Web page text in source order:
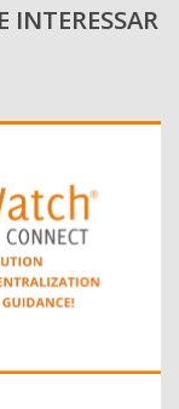
INTERESSAR